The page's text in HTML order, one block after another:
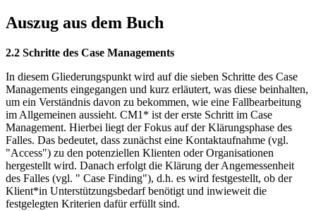
Auszug aus dem Buch
2.2 Schritte des Case Managements
In diesem Gliederungspunkt wird auf die sieben Schritte des Case
Managements eingegangen und kurz erläutert, was diese beinhalten,
um ein Verständnis davon zu bekommen, wie eine Fallbearbeitung
im Allgemeinen aussieht. CM1* ist der erste Schritt im Case
Management. Hierbei liegt der Fokus auf der Klärungsphase des
Falles. Das bedeutet, dass zunächst eine Kontaktaufnahme (vgl.
"Access") zu den potenziellen Klienten oder Organisationen
hergestellt wird. Danach erfolgt die Klärung der Angemessenheit
des Falles (vgl. " Case Finding"), d.h. es wird festgestellt, ob der
Klient*in Unterstützungsbedarf benötigt und inwieweit die
festgelegten Kriterien dafür erfüllt sind.